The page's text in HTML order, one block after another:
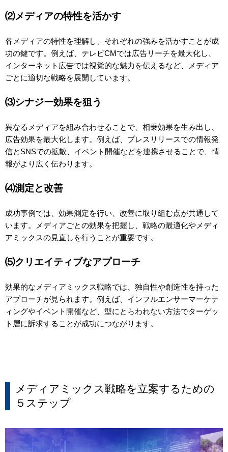
⑵メディアの特性を活かす
各メディアの特性を理解し、それぞれの強みを活かすことが成
功の鍵です。例えば、テレビCMでは広告リーチを最大化し、
インターネット広告では視覚的な魅力を伝えるなど、メディア
ごとに適切な戦略を展開しています。
⑶シナジー効果を狙う
異なるメディアを組み合わせることで、相乗効果を生み出し、
広告効果を最大化します。例えば、プレスリリースでの情報発
信とSNSでの拡散、イベント開催などを連携させることで、情
報がより広く伝わります。
⑷測定と改善
成功事例では、効果測定を行い、改善に取り組む点が共通して
います。メディアごとの効果を把握し、戦略の最適化やメディ
アミックスの見直しを行うことが重要です。
⑸クリエイティブなアプローチ
効果的なメディアミックス戦略では、独自性や創造性を持った
アプローチが見られます。例えば、インフルエンサーマーケテ
ィングやイベント開催など、型にとらわれない方法でターゲッ
ト層に訴求することが成功につながります。
メディアミックス戦略を立案するための
５ステップ